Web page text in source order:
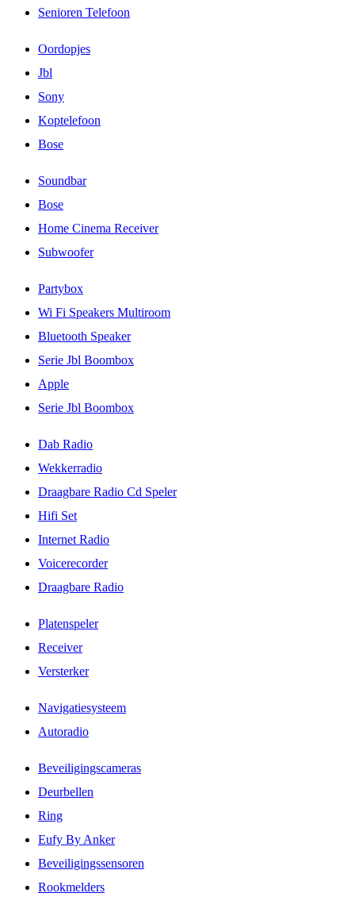
Senioren Telefoon
Oordopjes
Jbl
Sony
Koptelefoon
Bose
Soundbar
Bose
Home Cinema Receiver
Subwoofer
Partybox
Wi Fi Speakers Multiroom
Bluetooth Speaker
Serie Jbl Boombox
Apple
Serie Jbl Boombox
Dab Radio
Wekkerradio
Draagbare Radio Cd Speler
Hifi Set
Internet Radio
Voicerecorder
Draagbare Radio
Platenspeler
Receiver
Versterker
Navigatiesysteem
Autoradio
Beveiligingscameras
Deurbellen
Ring
Eufy By Anker
Beveiligingssensoren
Rookmelders